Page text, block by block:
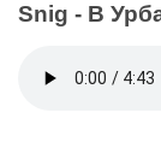
Snig - В